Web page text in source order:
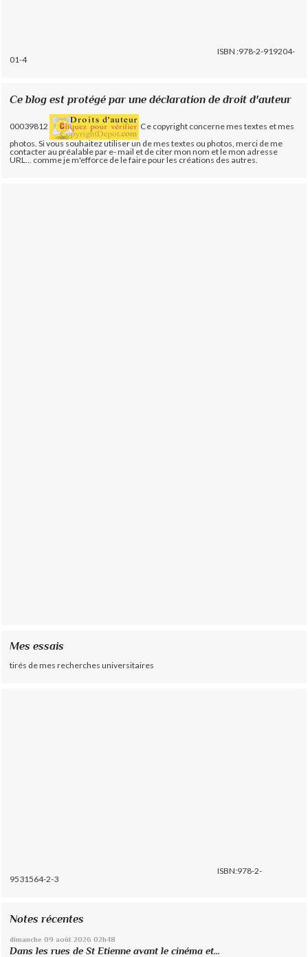
ISBN :978-2-919204-
01-4
Ce blog est protégé par une déclaration de droit d'auteur
00039812
Ce copyright concerne mes textes et mes
photos. Si vous souhaitez utiliser un de mes textes ou photos, merci de me
contacter au préalable par e- mail et de citer mon nom et le mon adresse
URL... comme je m'efforce de le faire pour les créations des autres.
Mes essais
tirés de mes recherches universitaires
ISBN:978-2-
9531564-2-3
Notes récentes
dimanche 09 août 2026 02h48
Dans les rues de St Etienne avant le cinéma et...